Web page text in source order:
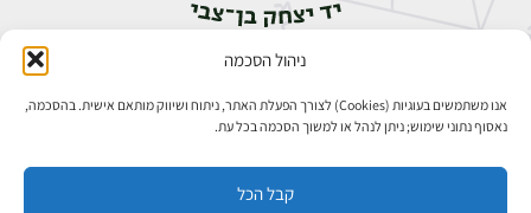
ניהול הסכמה
אנו משתמשים בעוגיות (Cookies) לצורך הפעלת האתר, ניתוח ושיווק מותאם אישית. בהסכמה,
נאסוף נתוני שימוש; ניתן לנהל או למשוך הסכמה בכל עת.
קבל הכל
אבן גבירול 14, רחביה, ירושלים